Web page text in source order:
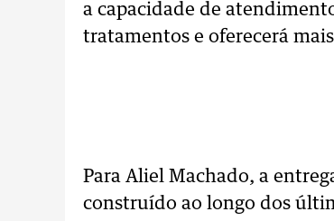
a capacidade de
tratamentos e oferecerá
Para Aliel Machado, a
construído ao longo dos